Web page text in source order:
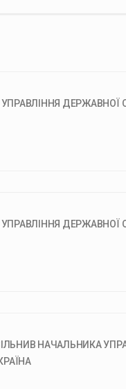
ДЕРЖАВНОЇ
ДЕРЖАВНОЇ
НАЧАЛЬНИКА